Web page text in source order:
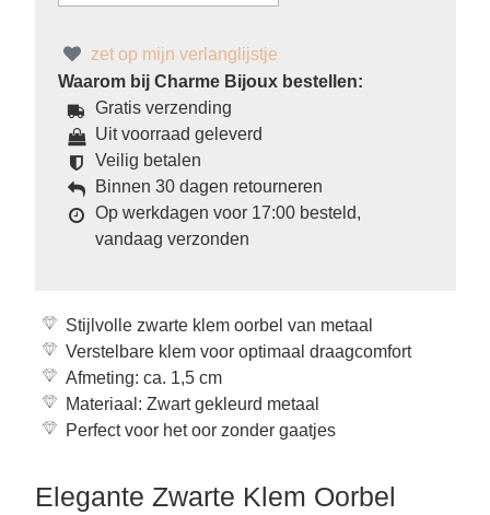
zet op mijn verlanglijstje
Waarom bij Charme Bijoux bestellen:
Gratis verzending
Uit voorraad geleverd
Veilig betalen
Binnen 30 dagen retourneren
Op werkdagen voor 17:00 besteld,
vandaag verzonden
Stijlvolle zwarte klem oorbel van metaal
Verstelbare klem voor optimaal draagcomfort
Afmeting: ca. 1,5 cm
Materiaal: Zwart gekleurd metaal
Perfect voor het oor zonder gaatjes
Elegante Zwarte Klem Oorbel